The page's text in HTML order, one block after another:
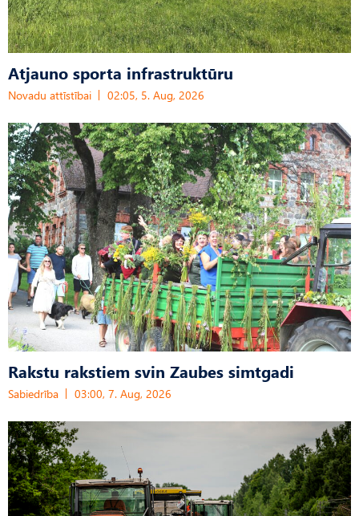
Atjauno sporta infrastruktūru
Novadu attīstībai 02:05, 5. Aug, 2026
Rakstu rakstiem svin Zaubes simtgadi
Sabiedrība 03:00, 7. Aug, 2026